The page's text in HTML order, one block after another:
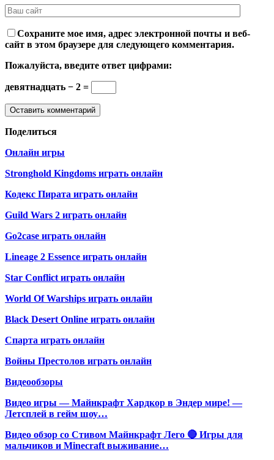
Сохраните мое имя, адрес электронной почты и веб-
сайт в этом браузере для следующего комментария.
Пожалуйста, введите ответ цифрами:
девятнадцать − 2 =
Поделиться
Онлайн игры
Stronghold Kingdoms играть онлайн
Кодекс Пирата играть онлайн
Guild Wars 2 играть онлайн
Go2case играть онлайн
Lineage 2 Essence играть онлайн
Star Conflict играть онлайн
World Of Warships играть онлайн
Black Desert Online играть онлайн
Спарта играть онлайн
Войны Престолов играть онлайн
Видеообзоры
Видео игры — Майнкрафт Хардкор в Эндер мире! —
Летсплей в гейм шоу…
Видео обзор со Стивом Майнкрафт Лего 🔴 Игры для
мальчиков и Minecraft выживание…